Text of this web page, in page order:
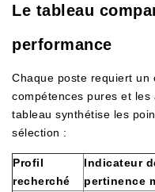
Le tableau
performance
Chaque poste requiert un
compétences pures et
tableau synthétise les
sélection :
Profil
recherché
Indicateur
pertinence